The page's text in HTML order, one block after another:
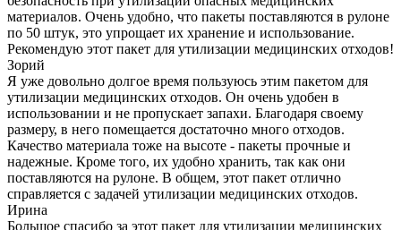
материалов. Очень удобно, что пакеты поставляются в рулоне
по 50 штук, это упрощает их хранение и использование.
Рекомендую этот пакет для утилизации медицинских отходов!
Зорий
Я уже довольно долгое время пользуюсь этим пакетом для
утилизации медицинских отходов. Он очень удобен в
использовании и не пропускает запахи. Благодаря своему
размеру, в него помещается достаточно много отходов.
Качество материала тоже на высоте - пакеты прочные и
надежные. Кроме того, их удобно хранить, так как они
поставляются на рулоне. В общем, этот пакет отлично
справляется с задачей утилизации медицинских отходов.
Ирина
Большое спасибо за этот пакет для утилизации медицинских